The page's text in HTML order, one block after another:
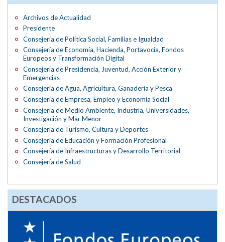
Archivos de Actualidad
Presidente
Consejería de Política Social, Familias e Igualdad
Consejería de Economía, Hacienda, Portavocía, Fondos
Europeos y Transformación Digital
Consejería de Presidencia, Juventud, Acción Exterior y
Emergencias
Consejería de Agua, Agricultura, Ganadería y Pesca
Consejería de Empresa, Empleo y Economía Social
Consejería de Medio Ambiente, Industria, Universidades,
Investigación y Mar Menor
Consejería de Turismo, Cultura y Deportes
Consejería de Educación y Formación Profesional
Consejería de Infraestructuras y Desarrollo Territorial
Consejería de Salud
DESTACADOS